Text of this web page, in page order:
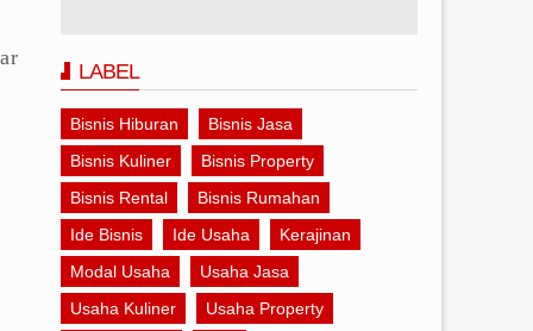
LABEL
Bisnis Hiburan
Bisnis Jasa
Bisnis Kuliner
Bisnis Property
Bisnis Rental
Bisnis Rumahan
Ide Bisnis
Ide Usaha
Kerajinan
Modal Usaha
Usaha Jasa
Usaha Kuliner
Usaha Property